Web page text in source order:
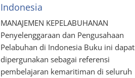
Indonesia
MANAJEMEN KEPELABUHANAN
Penyelenggaraan dan Pengusahaan
Pelabuhan di Indonesia Buku ini dapat
dipergunakan sebagai referensi
pembelajaran kemaritiman di seluruh